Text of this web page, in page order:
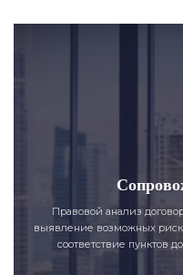
Правовой анализ
выявление возможных
соответствие пунктов